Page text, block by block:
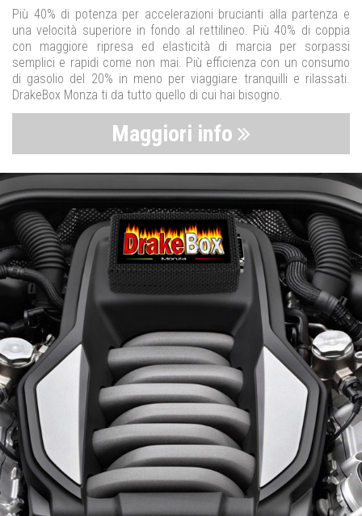
Più 40% di potenza per accelerazioni brucianti alla partenza e
una velocità superiore in fondo al rettilineo. Più 40% di coppia
con maggiore ripresa ed elasticità di marcia per sorpassi
semplici e rapidi come non mai. Più efficienza con un consumo
di gasolio del 20% in meno per viaggiare tranquilli e rilassati.
DrakeBox Monza ti da tutto quello di cui hai bisogno.
Maggiori info